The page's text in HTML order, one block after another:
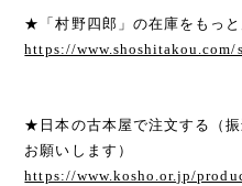
★「村野四郎」の在庫をもっと
https://www.shoshitakou.com/
★日本の古本屋で注文する（
お願いします）
https://www.kosho.or.jp/